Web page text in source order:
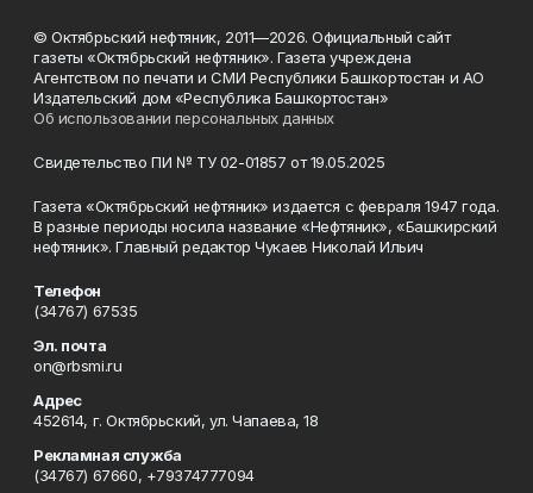
© Октябрьский нефтяник, 2011—2026. Официальный сайт
газеты «Октябрьский нефтяник». Газета учреждена
Агентством по печати и СМИ Республики Башкортостан и АО
Издательский дом «Республика Башкортостан»
Об использовании персональных данных
Свидетельство ПИ № ТУ 02-01857 от 19.05.2025
Газета «Октябрьский нефтяник» издается с февраля 1947 года.
В разные периоды носила название «Нефтяник», «Башкирский
нефтяник». Главный редактор Чукаев Николай Ильич
Телефон
(34767) 67535
Эл. почта
on@rbsmi.ru
Адрес
452614, г. Октябрьский, ул. Чапаева, 18
Рекламная служба
(34767) 67660, +79374777094